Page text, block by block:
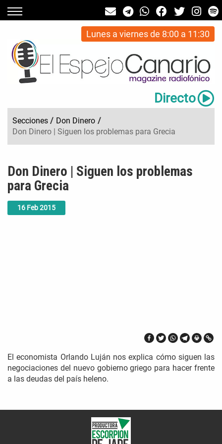
Lunes a viernes de 8:00 a 11:30
Directo
Secciones / Don Dinero /
Don Dinero | Siguen los problemas para Grecia
16 Feb2015
Don Dinero | Siguen los problemas
para Grecia
El economista Orlando Luján nos explica cómo siguen las
negociaciones del nuevo gobierno griego para hacer frente
a las deudas del país heleno.